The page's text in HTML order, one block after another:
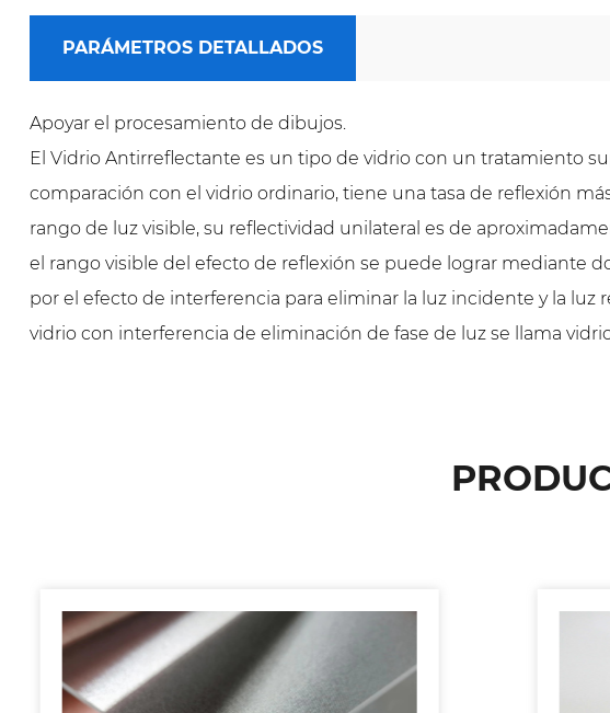
PARÁMETROS DETALLADOS
Apoyar el procesamiento de dibujos.
El Vidrio Antirreflectante es un tipo de vidrio con un tratamiento
comparación con el vidrio ordinario, tiene una tasa de reflexión
rango de luz visible, su reflectividad unilateral es de
el rango visible del efecto de reflexión se puede lograr mediante
por el efecto de interferencia para eliminar la luz incidente y la
vidrio con interferencia de eliminación de fase de luz se llama